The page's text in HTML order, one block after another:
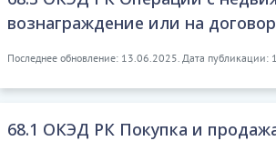
вознаграждение или на
Последнее обновление: 13.06.2025. Дата публикации:
68.1 ОКЭД РК Покупка и